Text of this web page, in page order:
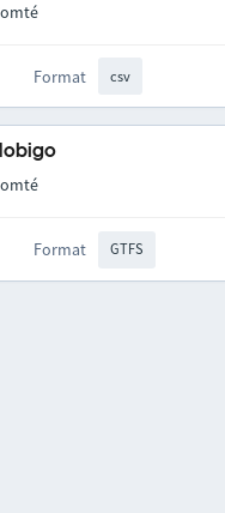
Format csv
Format GTFS